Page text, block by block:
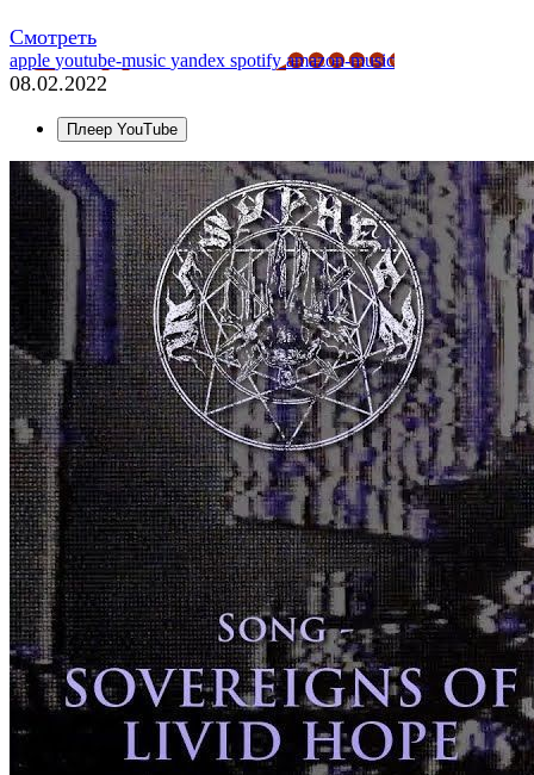
Смотреть
apple youtube-music yandex spotifyamazon-music
08.02.2022
Плеер YouTube